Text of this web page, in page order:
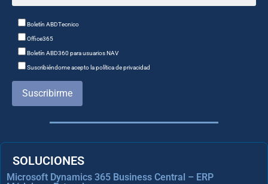
Boletín ABDTecnico
Office365
Boletín ABD360 para usuarios NAV
Suscribiéndome acepto la política de privacidad
Suscribirme
SOLUCIONES
Microsoft Dynamics 365 Business Central – ERP